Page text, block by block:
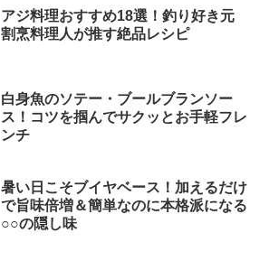
アジ料理おすすめ18選！釣り好き元
割烹料理人が推す絶品レシピ
白身魚のソテー・ブールブランソー
ス！コツを掴んでサクッとお手軽フレ
ンチ
暑い日こそブイヤベース！加えるだけ
で旨味倍増＆簡単なのに本格派になる
○○の隠し味